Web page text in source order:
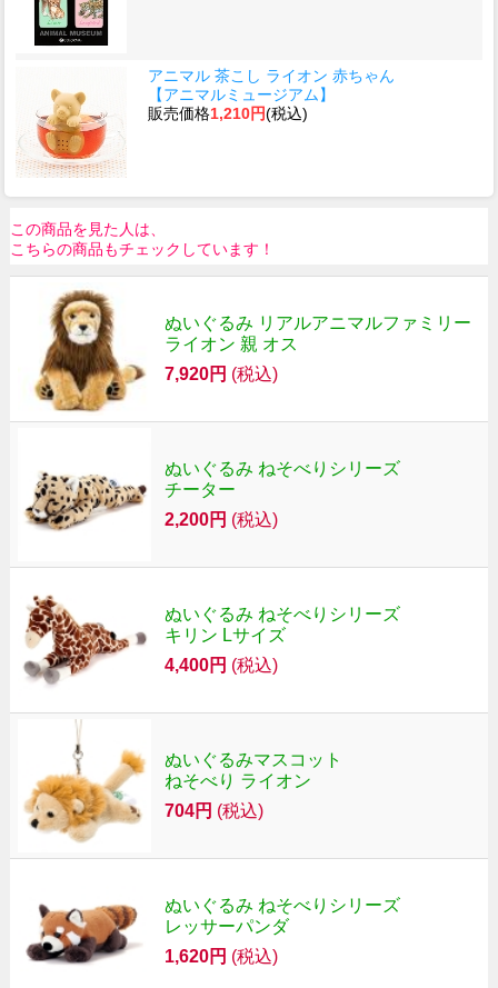
アニマル 茶こし ライオン 赤ちゃん
【アニマルミュージアム】
販売価格1,210円(税込)
この商品を見た人は、
こちらの商品もチェックしています！
ぬいぐるみ リアルアニマルファミリー
ライオン 親 オス
7,920円 (税込)
ぬいぐるみ ねそべりシリーズ
チーター
2,200円 (税込)
ぬいぐるみ ねそべりシリーズ
キリン Lサイズ
4,400円 (税込)
ぬいぐるみマスコット
ねそべり ライオン
704円 (税込)
ぬいぐるみ ねそべりシリーズ
レッサーパンダ
1,620円 (税込)